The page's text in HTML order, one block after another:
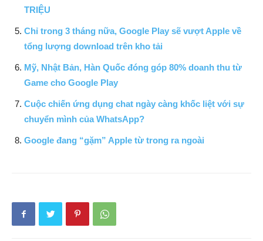
TRIỆU
Chỉ trong 3 tháng nữa, Google Play sẽ vượt Apple về
tổng lượng download trên kho tải
Mỹ, Nhật Bản, Hàn Quốc đóng góp 80% doanh thu từ
Game cho Google Play
Cuộc chiến ứng dụng chat ngày càng khốc liệt với sự
chuyển mình của WhatsApp?
Google đang “gặm” Apple từ trong ra ngoài